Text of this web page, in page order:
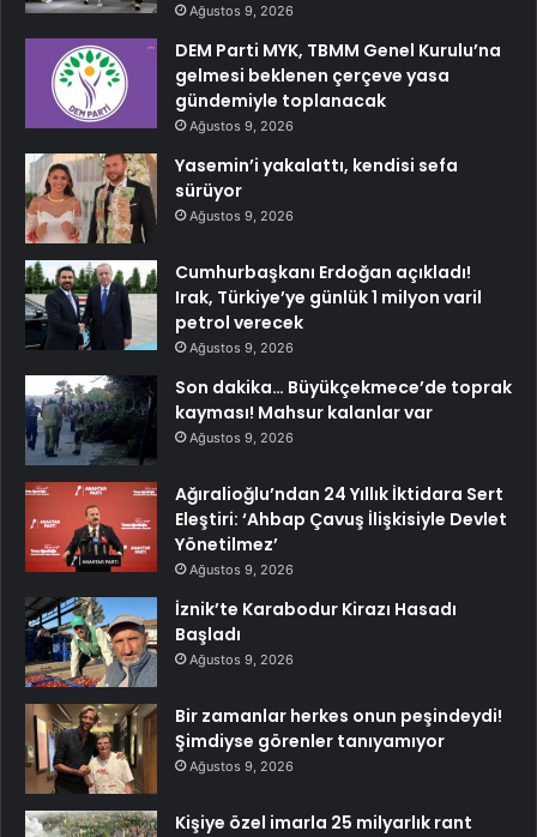
Ağustos 9, 2026
DEM Parti MYK, TBMM Genel Kurulu’na
gelmesi beklenen çerçeve yasa
gündemiyle toplanacak
Ağustos 9, 2026
Yasemin’i yakalattı, kendisi sefa
sürüyor
Ağustos 9, 2026
Cumhurbaşkanı Erdoğan açıkladı!
Irak, Türkiye’ye günlük 1 milyon varil
petrol verecek
Ağustos 9, 2026
Son dakika… Büyükçekmece’de toprak
kayması! Mahsur kalanlar var
Ağustos 9, 2026
Ağıralioğlu’ndan 24 Yıllık İktidara Sert
Eleştiri: ‘Ahbap Çavuş İlişkisiyle Devlet
Yönetilmez’
Ağustos 9, 2026
İznik’te Karabodur Kirazı Hasadı
Başladı
Ağustos 9, 2026
Bir zamanlar herkes onun peşindeydi!
Şimdiyse görenler tanıyamıyor
Ağustos 9, 2026
Kişiye özel imarla 25 milyarlık rant